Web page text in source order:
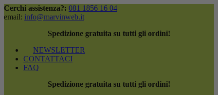
Cerchi assistenza?: 081 1856 16 04
email: info@marvinweb.it
Spedizione gratuita su tutti gli ordini!
NEWSLETTER
CONTATTACI
FAQ
Spedizione gratuita su tutti gli ordini!